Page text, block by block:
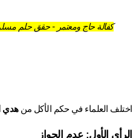
كفالة حاج ومعتمر - حقق حلم مسلم
اختلف العلماء في حكم الأكل من هدي
الرأي الأول: عدم الجواز